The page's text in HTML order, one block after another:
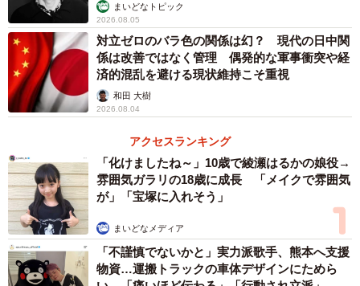
客とねこわらびさんの値段交渉のやり取り（提供画像）
ねこわらびさんは高校1年から活動を始め、手作り雑貨販売
サイトminneでハンドメイド作品の販売を始めました。くり
まいどなトピック
2026.08.05
対立ゼロのバラ色の関係は幻？ 現代の日中関
係は改善ではなく管理 偶発的な軍事衝突や経
済的混乱を避ける現状維持こそ重視
和田 大樹
2026.08.04
アクセスランキング
「化けましたね～」10歳で綾瀬はるかの娘役→
雰囲気ガラリの18歳に成長 「メイクで雰囲気
が」「宝塚に入れそう」
まいどなメディア
「不謹慎でないかと」実力派歌手、熊本へ支援
物資…運搬トラックの車体デザインにためら